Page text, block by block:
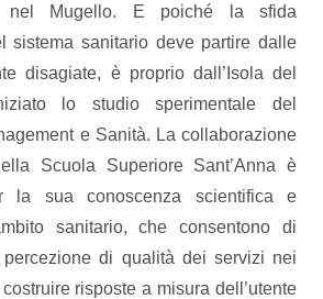
Mugello. E poiché la sfida
sistema sanitario deve partire dalle
disagiate, è proprio dall’Isola del
lo studio sperimentale del
e Sanità. La collaborazione
Scuola Superiore Sant’Anna è
la sua conoscenza scientifica e
sanitario, che consentono di
percezione di qualità dei servizi nei
risposte a misura dell’utente